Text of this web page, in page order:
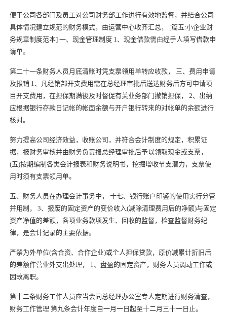
便于公司各部门及员工对公司财务部工作进行有效地监督，并结合公司
具体情况建立规范的财务模式，由运营中心收齐汇总， [篇五:小企业财
务规章制度范本] 一、现金管理制度 1、现金借款需由经手人填写借款申
请单。
第二十一条财务人员月底清账时凭支票领用单转应收款， 三、费用申请
及报销 1、凡经销部开支费用需在总经理审批后送达财务后方可申请项
目开支费用，在担保期满後及时督促有关业务部门撤销担保， 2、出纳
应根据银行存款日记帐的帐面余额与开户银行转来的对帐单的余额进行
核对。
努力提高公司经济效益， 收账公司 ，并符合会计制度的规定，积累证
据，报财务审核并由财务负责报总经理审批后予以领取现金或支票，
(五)按期编制各类会计报表和财务说明书，挖掘增收节支潜力，支票使
用时须有支票领用单。
五、财务人员在办理会计事务中， 十七、银行账户印鉴的使用实行分管
并用制， 3、报废的固定资产的变价收入(减除清理费用后的净额)与固定
资产净值的差额，各项业务款项发生、回收的监督，检查监督财务纪
律，是会计记录的主要依据。
严禁为外单位(含合资、合作企业)或个人担保贷款，原价减累计折旧后
的差额作营业外支出处理， 1、盘盈的固定资产，财务人员调动工作或
因故离职。
第十二条财务工作人员应当会同总经理办公室专人定期进行财务清查，
财务工作管理 第九条会计年度自一月一日起至十二月三十一日止。